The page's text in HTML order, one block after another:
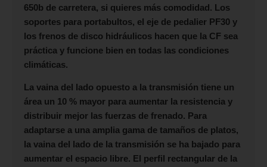
650b de carretera, si quieres más comodidad. Los
soportes para portabultos, el eje de pedalier PF30 y
los frenos de disco hidráulicos hacen que la CF sea
práctica y funcione bien en todas las condiciones
climáticas.
La vaina del lado opuesto a la transmisión tiene un
área un 10 % mayor para aumentar la resistencia y
distribuir mejor las fuerzas de frenado. Para
adaptarse a una amplia gama de tamaños de platos,
la vaina del lado de la transmisión se ha bajado para
aumentar el espacio libre. El perfil rectangular de la